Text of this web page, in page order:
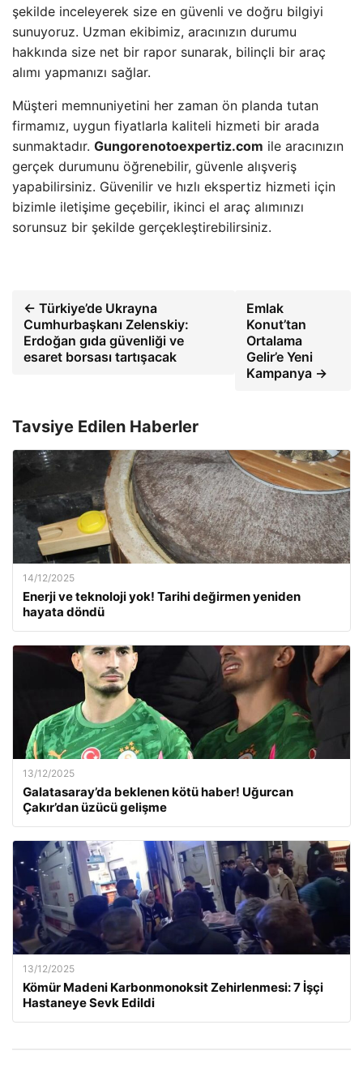
şekilde inceleyerek size en güvenli ve doğru bilgiyi
sunuyoruz. Uzman ekibimiz, aracınızın durumu
hakkında size net bir rapor sunarak, bilinçli bir araç
alımı yapmanızı sağlar.
Müşteri memnuniyetini her zaman ön planda tutan
firmamız, uygun fiyatlarla kaliteli hizmeti bir arada
sunmaktadır. Gungorenotoexpertiz.com ile aracınızın
gerçek durumunu öğrenebilir, güvenle alışveriş
yapabilirsiniz. Güvenilir ve hızlı ekspertiz hizmeti için
bizimle iletişime geçebilir, ikinci el araç alımınızı
sorunsuz bir şekilde gerçekleştirebilirsiniz.
← Türkiye’de Ukrayna
Cumhurbaşkanı Zelenskiy:
Erdoğan gıda güvenliği ve
esaret borsası tartışacak
Emlak
Konut’tan
Ortalama
Gelir’e Yeni
Kampanya →
Tavsiye Edilen Haberler
14/12/2025
Enerji ve teknoloji yok! Tarihi değirmen yeniden
hayata döndü
13/12/2025
Galatasaray’da beklenen kötü haber! Uğurcan
Çakır’dan üzücü gelişme
13/12/2025
Kömür Madeni Karbonmonoksit Zehirlenmesi: 7 İşçi
Hastaneye Sevk Edildi